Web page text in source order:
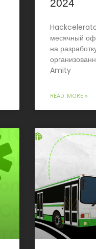
2024
месячный
на
Amity
READ MORE »